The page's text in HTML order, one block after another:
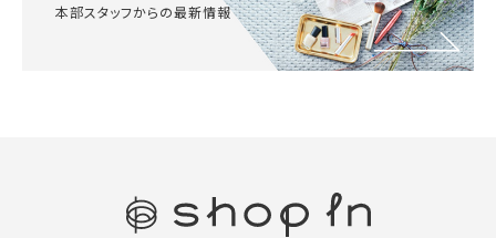
本部スタッフからの最新情報